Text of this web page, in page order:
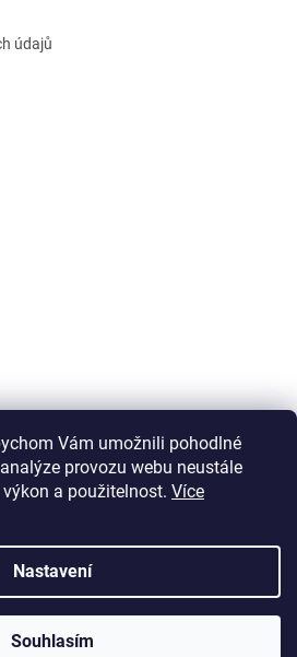
Vám umožnili pohodlné
provozu webu neustále
a použitelnost. Více
Nastavení
Souhlasím
údajů
nastavení cookies